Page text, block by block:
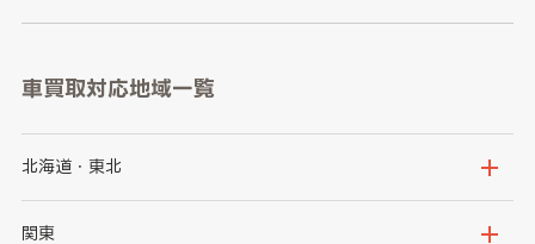
車買取対応地域一覧
北海道・東北
北海道
関東